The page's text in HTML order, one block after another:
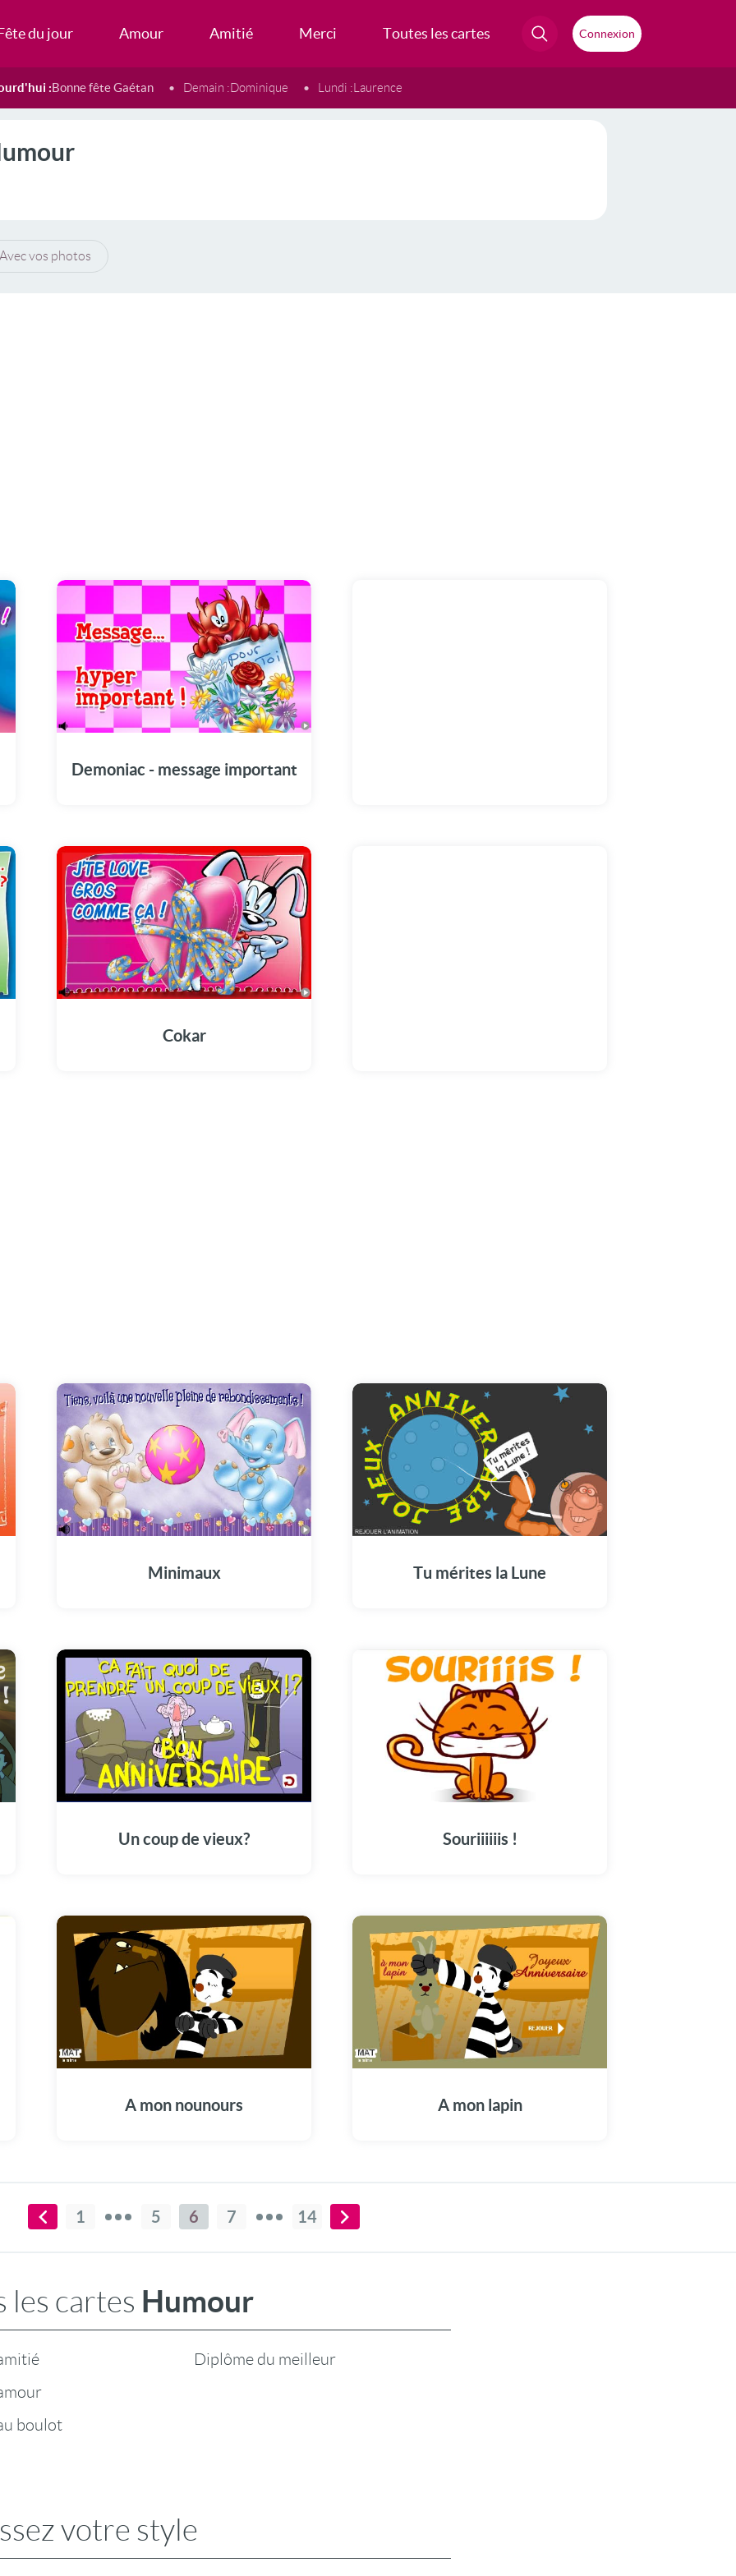
du jour Amour Amitié Merci Toutes les cartes Connexion
:Bonne fête Gaétan Demain :Dominique Lundi :Laurence
Avec vos photos
Demoniac - message important
Cokar
Minimaux Tu mérites la Lune
Un coup de vieux? Souriiiiiis !
A mon nounours A mon lapin
1 5 6 7 14
les cartes Humour
boulot
Diplôme du meilleur
votre style